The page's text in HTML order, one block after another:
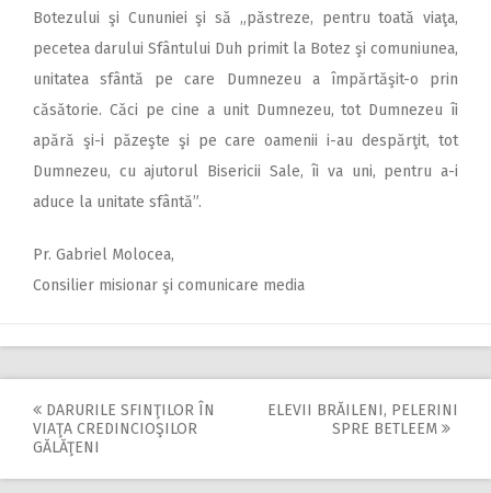
Botezului şi Cununiei şi să „păstreze, pentru toată viaţa,
pecetea darului Sfântului Duh primit la Botez şi comuniunea,
unitatea sfântă pe care Dumnezeu a împărtăşit-o prin
căsătorie. Căci pe cine a unit Dumnezeu, tot Dumnezeu îi
apără şi-i păzeşte şi pe care oamenii i-au despărţit, tot
Dumnezeu, cu ajutorul Bisericii Sale, îi va uni, pentru a-i
aduce la unitate sfântă”.
Pr. Gabriel Molocea,
Consilier misionar şi comunicare media
Post
navigation
DARURILE SFINŢILOR ÎN
VIAŢA CREDINCIOŞILOR
GĂLĂŢENI
ELEVII BRĂILENI, PELERINI
SPRE BETLEEM